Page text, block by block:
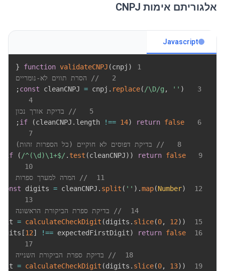
אלגוריתם אימות CNPJ
Javascript
1
function validateCNPJ (cnpj )
{
2
// הסרת תווים לא-נומריים
3
const cleanCNPJ = cnpj . replace( /\D/g , '' )
;
4
5
// בדיקת אורך נכון
6
if (cleanCNPJ . length !== 14) return false
;
7
8
// בדיקת דפוסים לא חוקיים (כל הספרות זהות)
9
if ( /^(\d)\1+$/ . test (cleanCNPJ) ) return false
10
11
// המרה למערך ספרות
12
const digits = cleanCNPJ . split ( '' ) .map(Number)
13
14
// בדיקת ספרת הביקורת הראשונה
15
= calculateCheckDigit (digits . slice(0, 12) )
16
[12] !== expectedFirstDigit) return false
17
18
// בדיקת ספרת הביקורת השנייה
19
= calculateCheckDigit (digits . slice(0, 13) )